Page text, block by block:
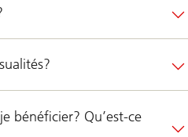
bénéficier? Qu’est-ce